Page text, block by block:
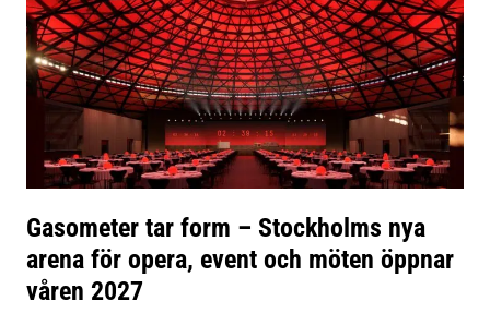
Gasometer tar form – Stockholms nya
arena för opera, event och möten öppnar
våren 2027